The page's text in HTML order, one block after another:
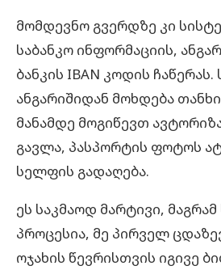
მომდევნო გვერდზე კი
საბანკო ინფორმაციის,
ბანკის IBAN კოდის
ანგარიშიდან მოხდება
მანამდე მოგიწევთ
გავლა, პასპორტის ფოტოს
სელფის გადაღება.
ეს საკმაოდ მარტივი,
პროცესია, მე პირველ
ოჯახის წევრისთვის იგივე